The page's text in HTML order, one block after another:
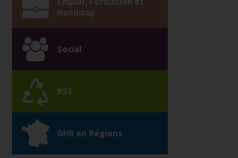
Handicap
Social
RSE
GHR en Régions